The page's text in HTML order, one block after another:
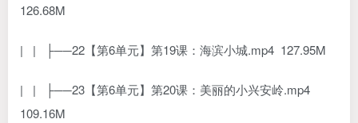
126.68M
| | ├──22【第6单元】第19课：海滨小城.mp4 127.95M
| | ├──23【第6单元】第20课：美丽的小兴安岭.mp4
109.16M